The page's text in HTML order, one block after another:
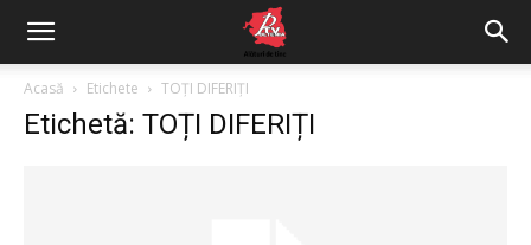
Acasă Etichete TOȚI DIFERIȚI
Etichetă: TOȚI DIFERIȚI